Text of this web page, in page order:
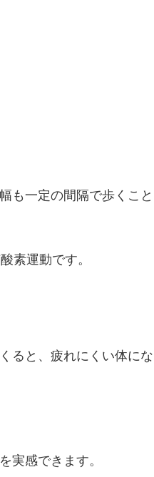
も一定の間隔で歩くこと
素運動です。
ると、疲れにくい体にな
実感できます。